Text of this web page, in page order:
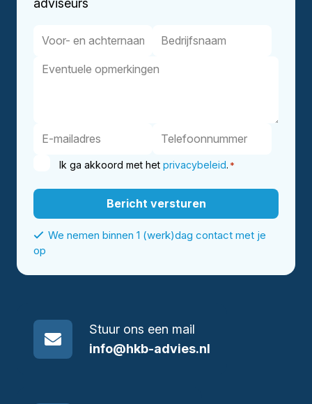
adviseurs
Ik ga akkoord met het privacybeleid. *
We nemen binnen 1 (werk)dag contact met je
op
Stuur ons een mail
info@hkb-advies.nl